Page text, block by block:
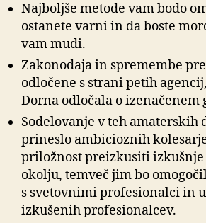
Najboljše metode vam bodo
ostanete varni in da boste
vam mudi.
Zakonodaja in spremembe
odločene s strani petih
Dorna odločala o izenačenem
Sodelovanje v teh amaterskih
prineslo ambicioznih
priložnost preizkusiti izkušnje
okolju, temveč jim bo
s svetovnimi profesionalci in
izkušenih profesionalcev.